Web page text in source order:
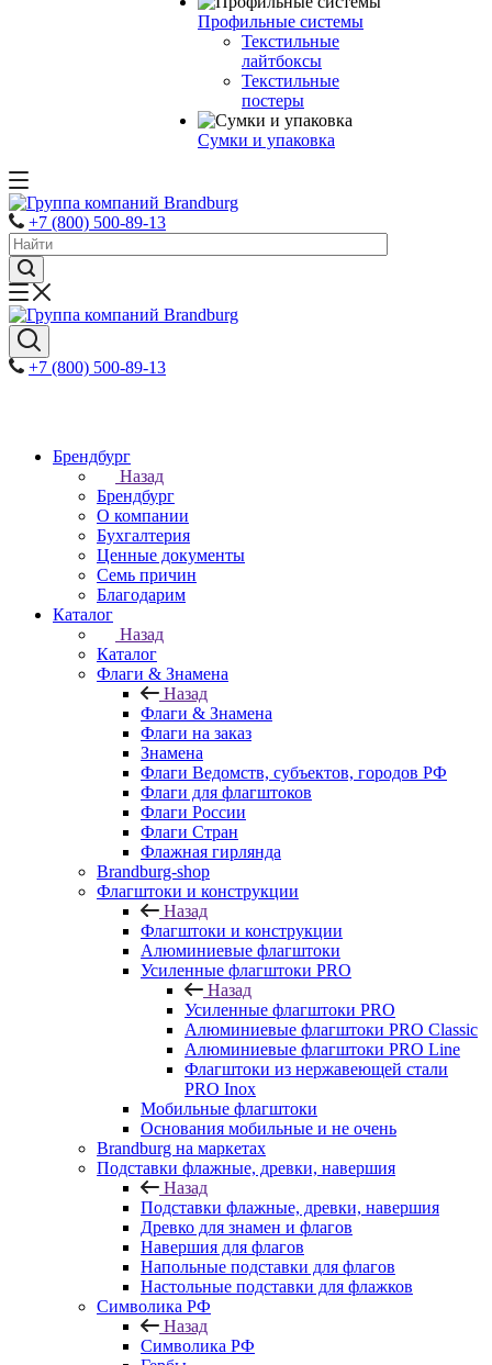
Профильные системы
Текстильные
лайтбоксы
Текстильные
постеры
Сумки и упаковка
+7 (800) 500-89-13
+7 (800) 500-89-13
Брендбург
Назад
Брендбург
О компании
Бухгалтерия
Ценные документы
Семь причин
Благодарим
Каталог
Назад
Каталог
Флаги & Знамена
Назад
Флаги & Знамена
Флаги на заказ
Знамена
Флаги Ведомств, субъектов, городов РФ
Флаги для флагштоков
Флаги России
Флаги Стран
Флажная гирлянда
Brandburg-shop
Флагштоки и конструкции
Назад
Флагштоки и конструкции
Алюминиевые флагштоки
Усиленные флагштоки PRO
Назад
Усиленные флагштоки PRO
Алюминиевые флагштоки PRO Classic
Алюминиевые флагштоки PRO Line
Флагштоки из нержавеющей стали
PRO Inox
Мобильные флагштоки
Основания мобильные и не очень
Brandburg на маркетах
Подставки флажные, древки, навершия
Назад
Подставки флажные, древки, навершия
Древко для знамен и флагов
Навершия для флагов
Напольные подставки для флагов
Настольные подставки для флажков
Символика РФ
Назад
Символика РФ